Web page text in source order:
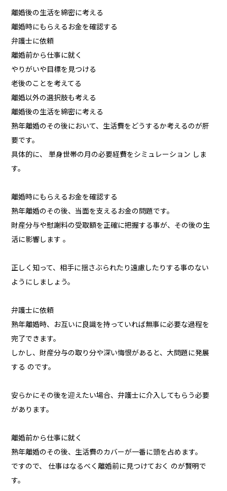
離婚後の生活を綿密に考える
離婚時にもらえるお金を確認する
弁護士に依頼
離婚前から仕事に就く
やりがいや目標を見つける
老後のことを考えてる
離婚以外の選択肢も考える
離婚後の生活を綿密に考える
熟年離婚のその後において、生活費をどうするか考えるのが肝
要です。
具体的に、 単身世帯の月の必要経費をシミュレーション しま
す。
離婚時にもらえるお金を確認する
熟年離婚のその後、当面を支えるお金の問題です。
財産分与や慰謝料の受取額を正確に把握する事が、その後の生
活に影響します 。
正しく知って、相手に揺さぶられたり遠慮したりする事のない
ようにしましょう。
弁護士に依頼
熟年離婚時、お互いに良識を持っていれば無事に必要な過程を
完了できます。
しかし、財産分与の取り分や深い悔恨があると、大問題に発展
する のです。
安らかにその後を迎えたい場合、弁護士に介入してもらう必要
があります。
離婚前から仕事に就く
熟年離婚のその後、生活費のカバーが一番に頭を占めます。
ですので、 仕事はなるべく離婚前に見つけておく のが賢明で
す。